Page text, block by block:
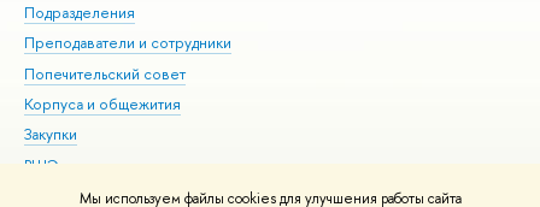
Мы используем файлы cookies для улучшения работы сайта
Подразделения
Преподаватели и сотрудники
Попечительский совет
Корпуса и общежития
Закупки
ВШЭ для студентов с ограниченными возможностями
здоровья и инвалидностью